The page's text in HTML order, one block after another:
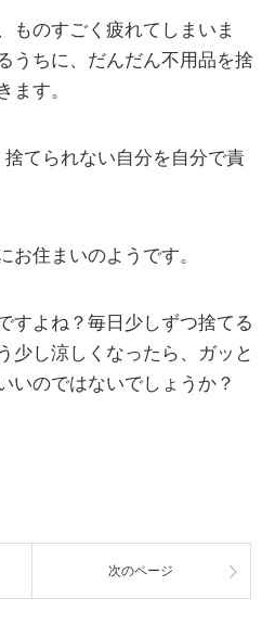
ものすごく疲れてしまいま
うちに、だんだん不用品を捨
ます。
てられない自分を自分で責
お住まいのようです。
すよね？毎日少しずつ捨てる
少し涼しくなったら、ガッと
いのではないでしょうか？
次のページ